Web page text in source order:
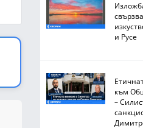
и Русе
към
–